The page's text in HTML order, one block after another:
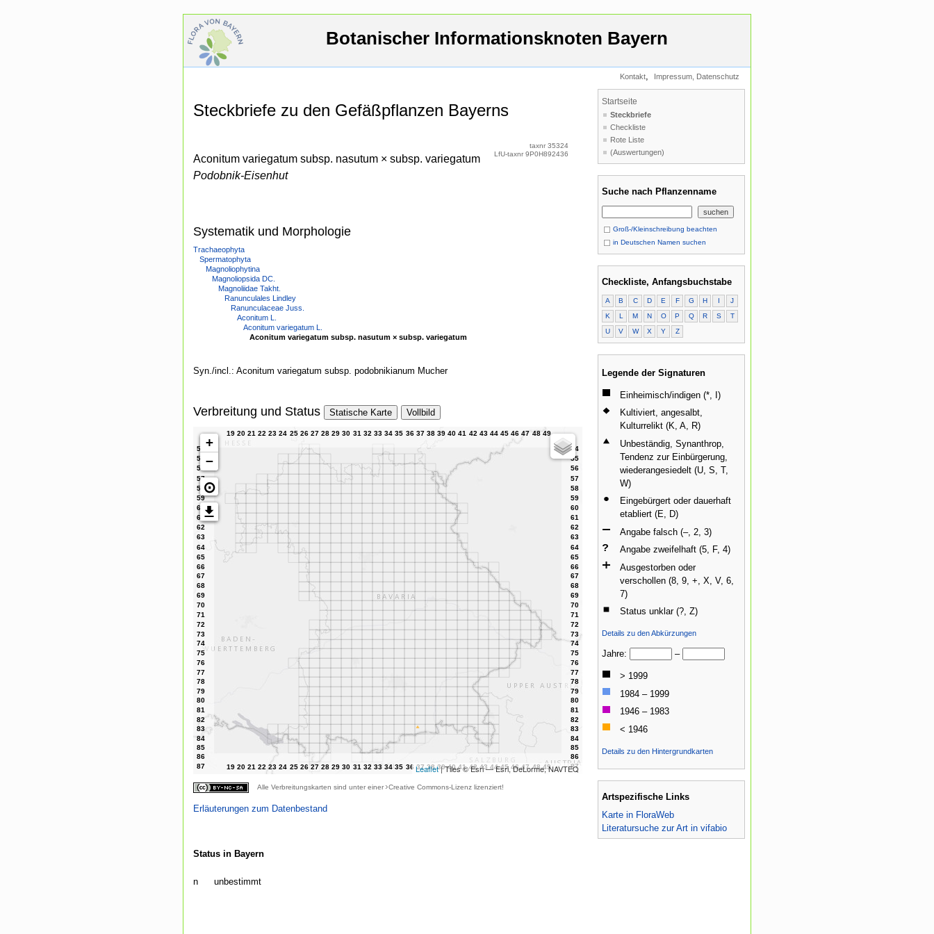
Botanischer Informationsknoten Bayern
Kontakt, Impressum, Datenschutz
Steckbriefe zu den Gefäßpflanzen Bayerns
Aconitum variegatum subsp. nasutum × subsp. variegatum
Podobnik-Eisenhut
taxnr 35324
LfU-taxnr 9P0H892436
Systematik und Morphologie
Trachaeophyta
Spermatophyta
Magnoliophytina
Magnoliopsida DC.
Magnoliidae Takht.
Ranunculales Lindley
Ranunculaceae Juss.
Aconitum L.
Aconitum variegatum L.
Aconitum variegatum subsp. nasutum × subsp. variegatum
Syn./incl.: Aconitum variegatum subsp. podobnikianum Mucher
Verbreitung und Status Statische Karte Vollbild
+
−
⊙
Leaflet| Tiles © Esri — Esri, DeLorme, NAVTEQ
Alle Verbreitungskarten sind unter einer Creative Commons-Lizenz lizenziert!
Erläuterungen zum Datenbestand
Status in Bayern
n unbestimmt
Startseite
Steckbriefe
Checkliste
Rote Liste
(Auswertungen)
Suche nach Pflanzenname
Groß-/Kleinschreibung beachten
in Deutschen Namen suchen
Checkliste, Anfangsbuchstabe
A B C D E F G H I
J
K
L M N O P Q R S
T
U
V W X Y Z
Legende der Signaturen
Einheimisch/indigen (*, I)
Kultiviert, angesalbt,
Kulturrelikt (K, A, R)
Unbeständig, Synanthrop,
Tendenz zur Einbürgerung,
wiederangesiedelt (U, S, T,
W)
Eingebürgert oder dauerhaft
etabliert (E, D)
Angabe falsch (–, 2, 3)
Angabe zweifelhaft (5, F, 4)
Ausgestorben oder
verschollen (8, 9, +, X, V, 6,
7)
Status unklar (?, Z)
Details zu den Abkürzungen
Jahre: –
> 1999
1984 – 1999
1946 – 1983
< 1946
Details zu den Hintergrundkarten
Artspezifische Links
Karte in FloraWeb
Literatursuche zur Art in vifabio